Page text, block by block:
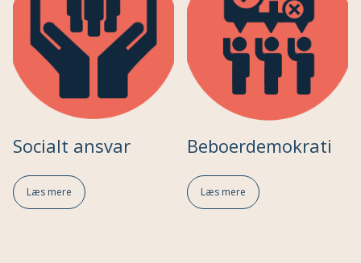
Socialt ansvar
Læs mere
Beboerdemokrati
Læs mere